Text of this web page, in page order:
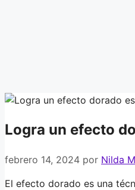
Logra un efecto
febrero 14, 2024 por Nilda
El efecto dorado es una